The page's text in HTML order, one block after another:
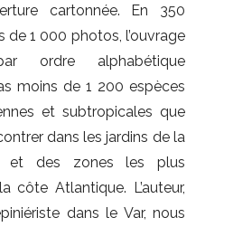
cartonnée. En 350
de 1 000 photos, l’ouvrage
ordre alphabétique
moins de 1 200 espèces
et subtropicales que
dans les jardins de la
et des zones les plus
côte Atlantique. L’auteur,
dans le Var, nous